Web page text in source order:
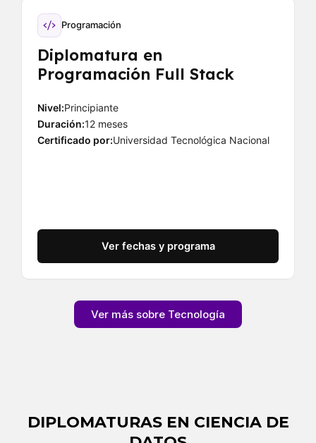
Programación
Diplomatura en
Programación Full Stack
Nivel:Principiante
Duración:12 meses
Certificado por:Universidad Tecnológica Nacional
Ver fechas y programa
Ver más sobre Tecnología
DIPLOMATURAS EN CIENCIA DE